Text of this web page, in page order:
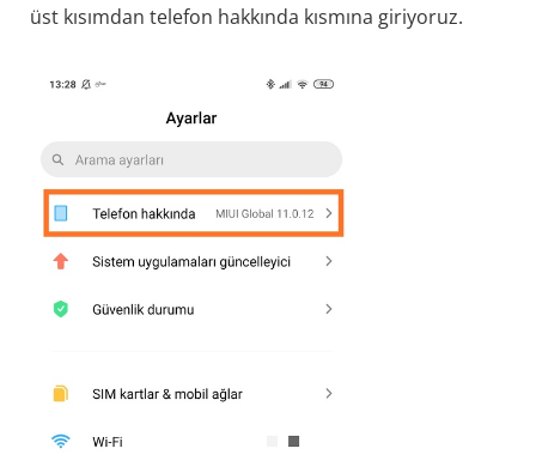
üst kısımdan telefon hakkında kısmına giriyoruz.